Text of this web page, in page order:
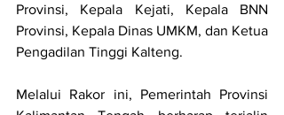
Provinsi, Kepala Kejati, Kepala BNN
Provinsi, Kepala Dinas UMKM, dan Ketua
Pengadilan Tinggi Kalteng.
Melalui Rakor ini, Pemerintah Provinsi